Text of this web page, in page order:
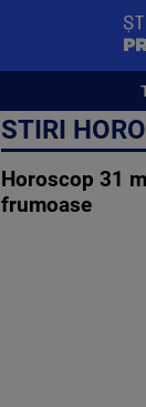
STIRI
Horoscop 31
frumoase